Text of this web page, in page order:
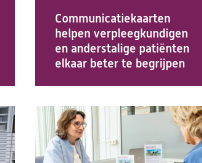
Communicatiekaarten
helpen verpleegkundigen
en anderstalige patiënten
elkaar beter te begrijpen